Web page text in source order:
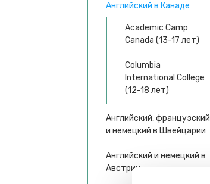
Английский в Канаде
Academic Camp
Canada (13-17 лет)
Columbia
International College
(12-18 лет)
Английский, французский
и немецкий в Швейцарии
Английский и немецкий в
Австрии